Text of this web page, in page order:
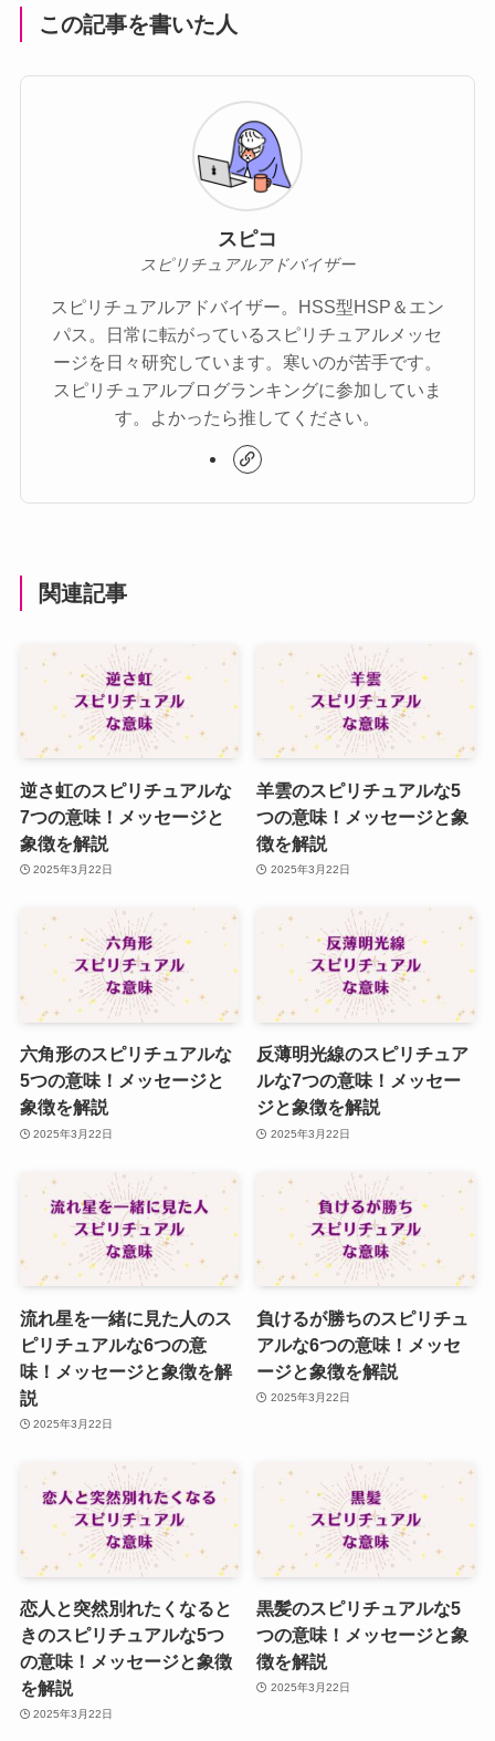
この記事を書いた人
スピコ
スピリチュアルアドバイザー
スピリチュアルアドバイザー。HSS型HSP＆エン
パス。日常に転がっているスピリチュアルメッセ
ージを日々研究しています。寒いのが苦手です。
スピリチュアルブログランキングに参加していま
す。よかったら推してください。
関連記事
逆さ虹のスピリチュアルな
7つの意味！メッセージと
象徴を解説
2025年3月22日
羊雲のスピリチュアルな5
つの意味！メッセージと象
徴を解説
2025年3月22日
六角形のスピリチュアルな
5つの意味！メッセージと
象徴を解説
2025年3月22日
反薄明光線のスピリチュア
ルな7つの意味！メッセー
ジと象徴を解説
2025年3月22日
流れ星を一緒に見た人のス
ピリチュアルな6つの意
味！メッセージと象徴を解
説
2025年3月22日
負けるが勝ちのスピリチュ
アルな6つの意味！メッセ
ージと象徴を解説
2025年3月22日
恋人と突然別れたくなると
きのスピリチュアルな5つ
の意味！メッセージと象徴
を解説
2025年3月22日
黒髪のスピリチュアルな5
つの意味！メッセージと象
徴を解説
2025年3月22日